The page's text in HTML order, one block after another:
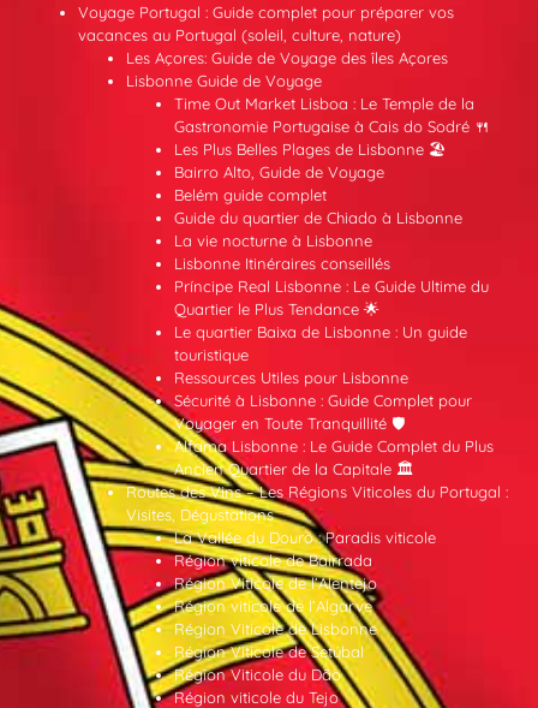
Voyage Portugal : Guide complet pour préparer vos
vacances au Portugal (soleil, culture, nature)
Les Açores: Guide de Voyage des îles Açores
Lisbonne Guide de Voyage
Time Out Market Lisboa : Le Temple de la
Gastronomie Portugaise à Cais do Sodré 🍴
Les Plus Belles Plages de Lisbonne 🏖️
Bairro Alto, Guide de Voyage
Belém guide complet
Guide du quartier de Chiado à Lisbonne
La vie nocturne à Lisbonne
Lisbonne Itinéraires conseillés
Príncipe Real Lisbonne : Le Guide Ultime du
Quartier le Plus Tendance 🌟
Le quartier Baixa de Lisbonne : Un guide
touristique
Ressources Utiles pour Lisbonne
Sécurité à Lisbonne : Guide Complet pour
Voyager en Toute Tranquillité 🛡️
Alfama Lisbonne : Le Guide Complet du Plus
Ancien Quartier de la Capitale 🏛️
Routes des Vins – Les Régions Viticoles du Portugal :
Visites, Dégustations
La Vallée du Douro : Paradis viticole
Région viticole de Bairrada
Région Viticole de l’Alentejo
Région viticole de l’Algarve
Région Viticole de Lisbonne
Région Viticole de Setúbal
Région Viticole du Dão
Région viticole du Tejo